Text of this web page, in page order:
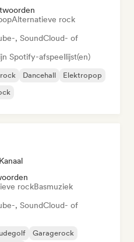
Alternatieve rock
, SoundCloud- of
Spotify-afspeellijst(en)
Dancehall
Elektropop
rockBasmuziek
, SoundCloud- of
Garagerock